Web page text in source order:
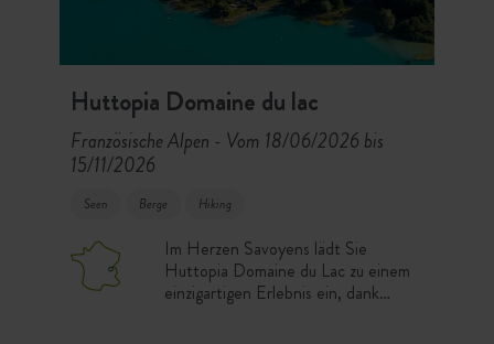
Huttopia Domaine du lac
Französische Alpen - Vom 18/06/2026 bis
15/11/2026
Seen Berge Hiking
Im Herzen Savoyens lädt Sie
Huttopia Domaine du Lac zu einem
einzigartigen Erlebnis ein, dank